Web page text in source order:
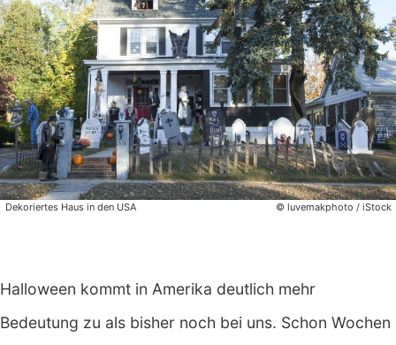
Dekoriertes Haus in den USA © luvemakphoto / iStock
Halloween kommt in Amerika deutlich mehr
Bedeutung zu als bisher noch bei uns. Schon Wochen